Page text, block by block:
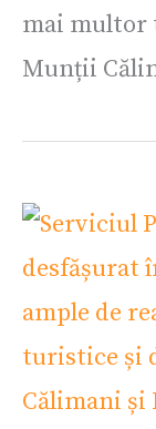
mai multor
Munții